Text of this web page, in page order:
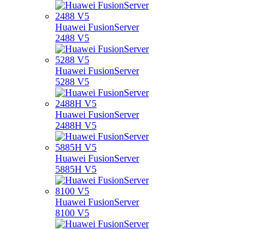
Huawei FusionServer
2488 V5
Huawei FusionServer
5288 V5
Huawei FusionServer
2488H V5
Huawei FusionServer
5885H V5
Huawei FusionServer
8100 V5